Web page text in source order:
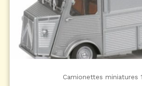
Camionettes miniatures